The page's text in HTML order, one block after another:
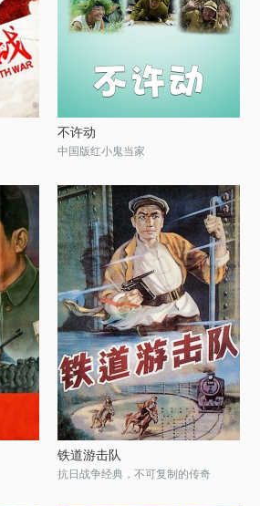
不许动
中国版红小鬼当家
铁道游击队
抗日战争经典，不可复制的传奇